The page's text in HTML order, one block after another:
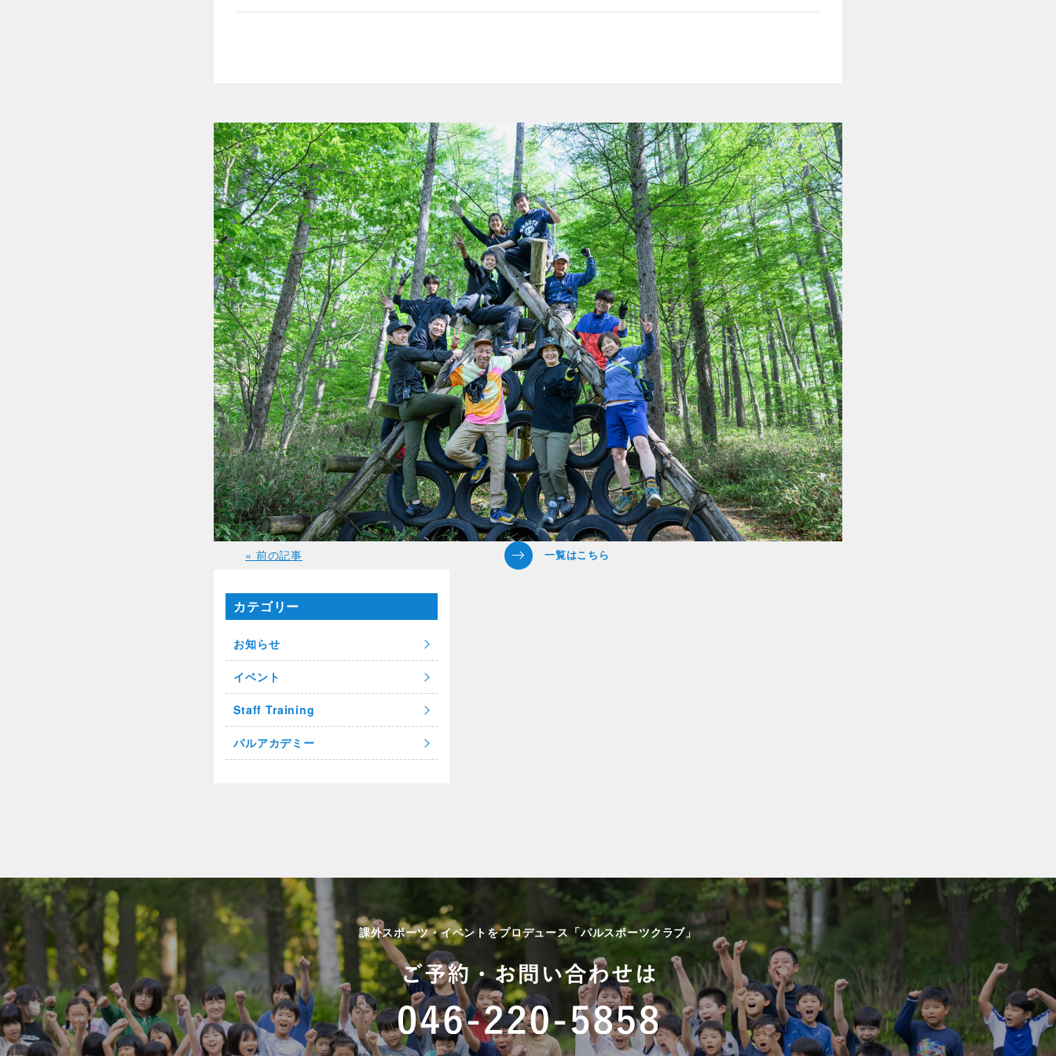
« 前の記事
カテゴリー
お知らせ
イベント
Staff Training
パルアカデミー
課外スポーツ・イベントをプロデュース「パルスポーツクラブ」